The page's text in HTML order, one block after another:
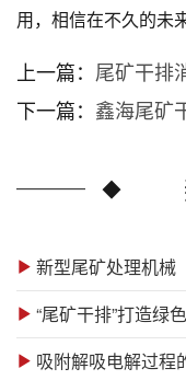
用，相信在不久的未
上一篇： 尾矿干排
下一篇： 鑫海尾矿
新型尾矿处理机械
“尾矿干排”打造绿
吸附解吸电解过程